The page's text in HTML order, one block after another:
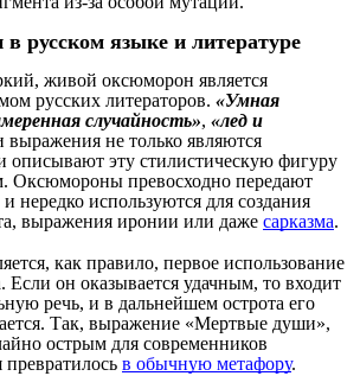
русском языке и литературе
живой оксюморон является
русских литераторов. «Умная
случайность», «лед и
выражения не только являются
эту стилистическую фигуру
Оксюмороны превосходно передают
нередко используются для создания
выражения иронии или даже сарказма.
как правило, первое использование
он оказывается удачным, то входит
речь, и в дальнейшем острота его
Так, выражение «Мертвые души»,
острым для современников
в обычную метафору.